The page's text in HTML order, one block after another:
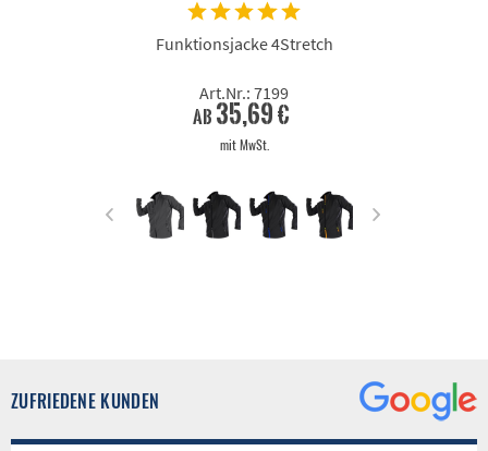
Funktionsjacke 4Stretch
Art.Nr.: 7199
ab 35,69 €
mit MwSt.
ZUFRIEDENE KUNDEN